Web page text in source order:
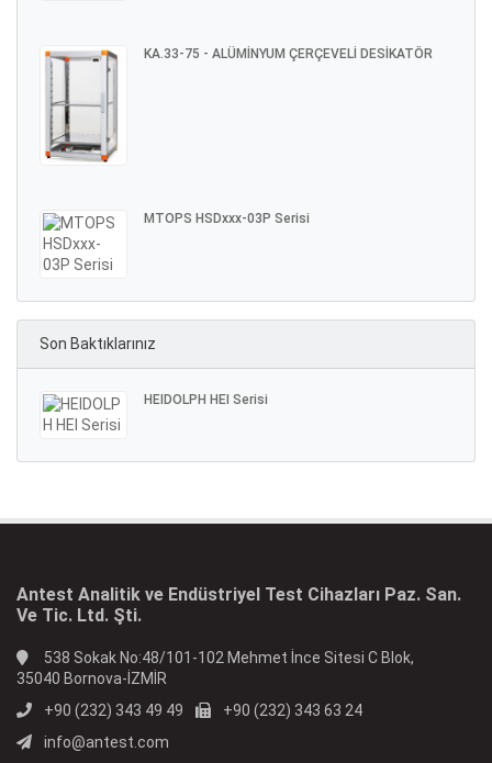
KA.33-75 - ALÜMİNYUM ÇERÇEVELİ DESİKATÖR
MTOPS HSDxxx-03P Serisi
Son Baktıklarınız
HEIDOLPH HEI Serisi
Antest Analitik ve Endüstriyel Test Cihazları Paz. San.
Ve Tic. Ltd. Şti.
538 Sokak No:48/101-102 Mehmet İnce Sitesi C Blok,
35040 Bornova-İZMİR
+90 (232) 343 49 49
+90 (232) 343 63 24
info@antest.com